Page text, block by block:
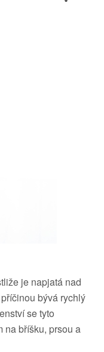
je napjatá nad
bývá rychlý
se tyto
na bříšku, prsou a